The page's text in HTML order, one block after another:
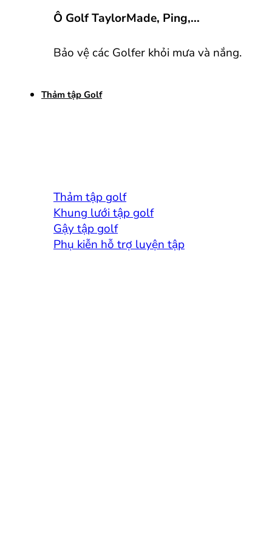
Ô Golf TaylorMade, Ping,...
Bảo vệ các Golfer khỏi mưa và nắng.
Thảm tập Golf
Thảm tập golf
Khung lưới tập golf
Gậy tập golf
Phụ kiễn hỗ trợ luyện tập